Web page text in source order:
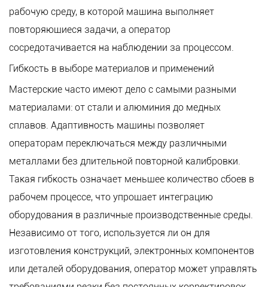
рабочую среду, в которой машина выполняет
повторяющиеся задачи, а оператор
сосредотачивается на наблюдении за процессом.
Гибкость в выборе материалов и применений
Мастерские часто имеют дело с самыми разными
материалами: от стали и алюминия до медных
сплавов. Адаптивность машины позволяет
операторам переключаться между различными
металлами без длительной повторной калибровки.
Такая гибкость означает меньшее количество сбоев в
рабочем процессе, что упрощает интеграцию
оборудования в различные производственные среды.
Независимо от того, используется ли он для
изготовления конструкций, электронных компонентов
или деталей оборудования, оператор может управлять